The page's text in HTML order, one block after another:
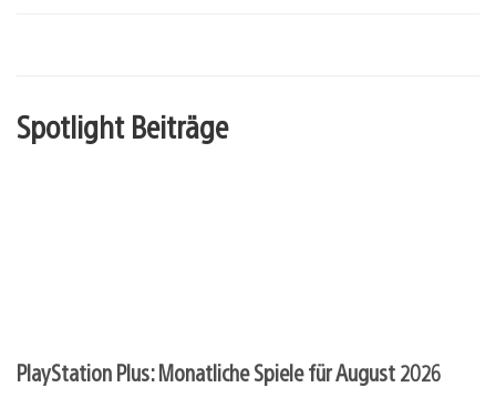
Spotlight Beiträge
PlayStation Plus: Monatliche Spiele für August 2026